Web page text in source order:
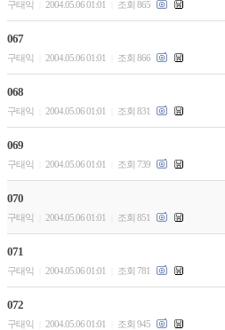
구태익 2004.05.06 01:01 조회 865
067
구태익 2004.05.06 01:01 조회 866
068
구태익 2004.05.06 01:01 조회 831
069
구태익 2004.05.06 01:01 조회 739
070
구태익 2004.05.06 01:01 조회 851
071
구태익 2004.05.06 01:01 조회 781
072
구태익 2004.05.06 01:01 조회 945